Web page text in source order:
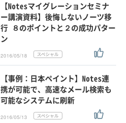
【Notesマイグレーションセミナ
ー講演資料】後悔しないノーツ移
行 ８のポイントと２の成功パター
ン
2016/05/18
【事例：日本ペイント】Notes連
携が可能で、高速なメール検索も
可能なシステムに刷新
2016/05/13